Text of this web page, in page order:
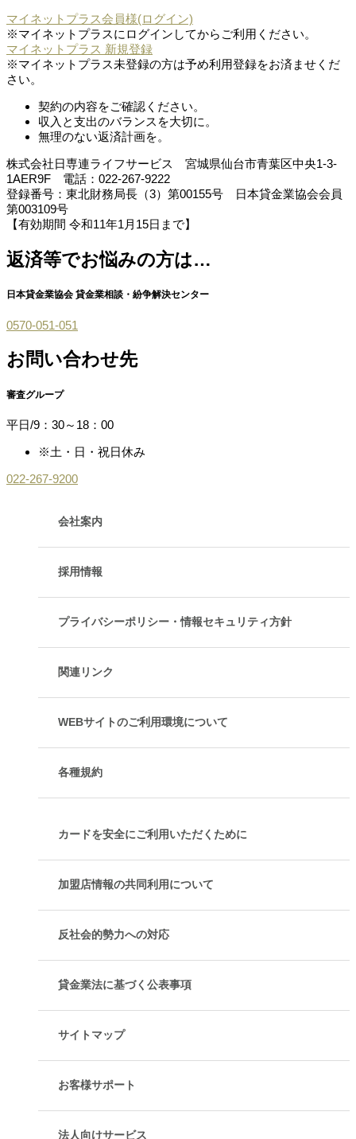
マイネットプラス会員様(ログイン)
※マイネットプラスにログインしてからご利用ください。
マイネットプラス 新規登録
※マイネットプラス未登録の方は予め利用登録をお済ませくだ
さい。
契約の内容をご確認ください。
収入と支出のバランスを大切に。
無理のない返済計画を。
株式会社日専連ライフサービス 宮城県仙台市青葉区中央1-3-
1AER9F 電話：022-267-9222
登録番号：東北財務局長（3）第00155号 日本貸金業協会会員
第003109号
【有効期間 令和11年1月15日まで】
返済等でお悩みの方は…
日本貸金業協会 貸金業相談・紛争解決センター
0570-051-051
お問い合わせ先
審査グループ
平日/9：30～18：00
※土・日・祝日休み
022-267-9200
会社案内
採用情報
プライバシーポリシー・情報セキュリティ方針
関連リンク
WEBサイトのご利用環境について
各種規約
カードを安全にご利用いただくために
加盟店情報の共同利用について
反社会的勢力への対応
貸金業法に基づく公表事項
サイトマップ
お客様サポート
法人向けサービス